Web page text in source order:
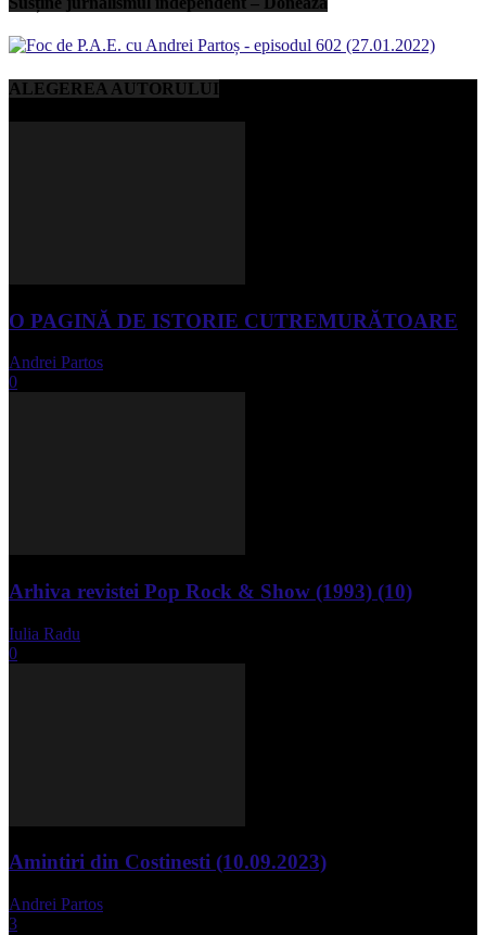
ALEGEREA AUTORULUI
O PAGINĂ DE ISTORIE CUTREMURĂTOARE
Andrei Partos
0
Arhiva revistei Pop Rock & Show (1993) (10)
Iulia Radu
0
Amintiri din Costinesti (10.09.2023)
Andrei Partos
3